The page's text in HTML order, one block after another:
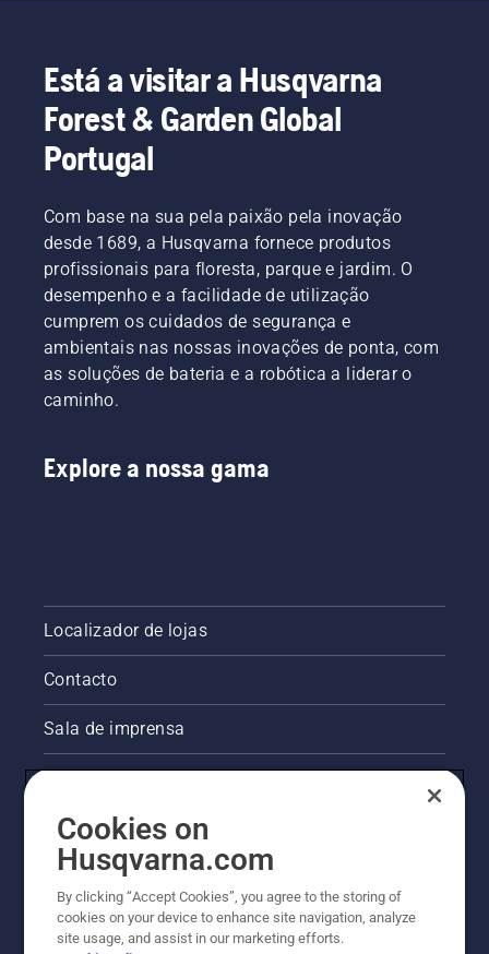
Está a visitar a Husqvarna
Forest & Garden Global
Portugal
Com base na sua pela paixão pela inovação
desde 1689, a Husqvarna fornece produtos
profissionais para floresta, parque e jardim. O
desempenho e a facilidade de utilização
cumprem os cuidados de segurança e
ambientais nas nossas inovações de ponta, com
as soluções de bateria e a robótica a liderar o
caminho.
Explore a nossa gama
Localizador de lojas
Contacto
Sala de imprensa
Outros websites da Husqvarna
A abordagem da Husqvarna à sustentabilidade
Cookies on
Husqvarna.com
By clicking “Accept Cookies”, you agree to the storing of
cookies on your device to enhance site navigation, analyze
site usage, and assist in our marketing efforts.